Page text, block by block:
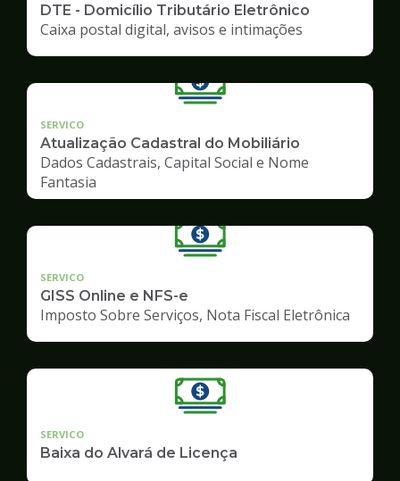
DTE - Domicílio Tributário Eletrônico
Caixa postal digital, avisos e intimações
SERVICO
Atualização Cadastral do Mobiliário
Dados Cadastrais, Capital Social e Nome
Fantasia
SERVICO
GISS Online e NFS-e
Imposto Sobre Serviços, Nota Fiscal Eletrônica
SERVICO
Baixa do Alvará de Licença